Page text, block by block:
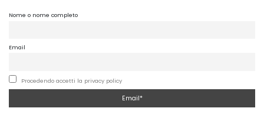
Nome o nome completo
Email
Procedendo accetti la privacy policy